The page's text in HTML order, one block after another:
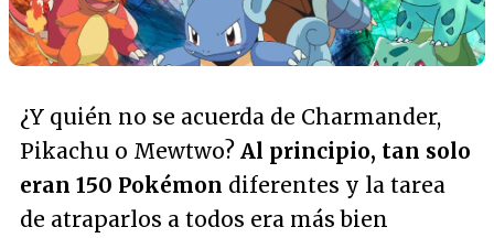
¿Y quién no se acuerda de Charmander,
Pikachu o Mewtwo? Al principio, tan solo
eran 150 Pokémon diferentes y la tarea
de atraparlos a todos era más bien